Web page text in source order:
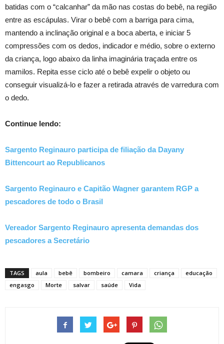
batidas com o “calcanhar” da mão nas costas do bebê, na região
entre as escápulas. Virar o bebê com a barriga para cima,
mantendo a inclinação original e a boca aberta, e iniciar 5
compressões com os dedos, indicador e médio, sobre o externo
da criança, logo abaixo da linha imaginária traçada entre os
mamilos. Repita esse ciclo até o bebê expelir o objeto ou
conseguir visualizá-lo e fazer a retirada através de varredura com
o dedo.
Continue lendo:
Sargento Reginauro participa de filiação da Dayany
Bittencourt ao Republicanos
Sargento Reginauro e Capitão Wagner garantem RGP a
pescadores de todo o Brasil
Vereador Sargento Reginauro apresenta demandas dos
pescadores a Secretário
TAGS aula bebê bombeiro camara criança
educação
engasgo
Morte salvar saúde Vida